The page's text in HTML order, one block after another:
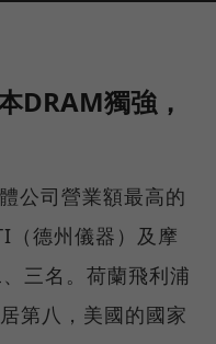
DRAM獨強，
公司營業額最高的
（德州儀器）及摩
三名。荷蘭飛利浦
第八，美國的國家